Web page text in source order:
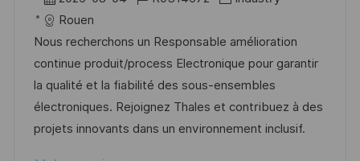
f
f
t a
t
u
m
d
e
b
-
I
D
t
e
g
o
r
Rouen
Nous recherchons un Responsable amélioration
continue produit/process Electronique pour garantir
la qualité et la fiabilité des sous-ensembles
électroniques. Rejoignez Thales et contribuez à des
projets innovants dans un environnement inclusif.